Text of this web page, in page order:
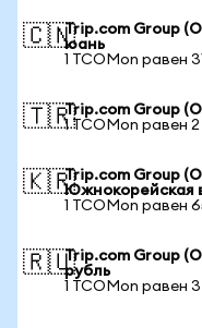
🇨🇳Trip.com Group
юань
1 TCOMon равен
🇹🇷Trip.com Group
1 TCOMon равен
🇰🇷Trip.com Group
Южнокорейская
1 TCOMon равен
🇷🇺Trip.com Group
рубль
1 TCOMon равен